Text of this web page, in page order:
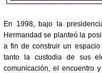
En 1998, bajo la
Hermandad se planteó la
a fin de construir un
tanto la custodia de sus
comunicación, el encuentro